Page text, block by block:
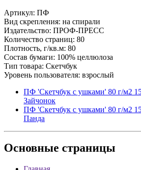
Артикул: ПФ
Вид скрепления: на спирали
Издательство: ПРОФ-ПРЕСС
Количество страниц: 80
Плотность, г/кв.м: 80
Состав бумаги: 100% целлюлоза
Тип товара: Скетчбук
Уровень пользователя: взрослый
ПФ 'Скетчбук с ушками' 80 г/м2
Зайчонок
ПФ 'Скетчбук с ушками' 80 г/м2
Панда
Основные страницы